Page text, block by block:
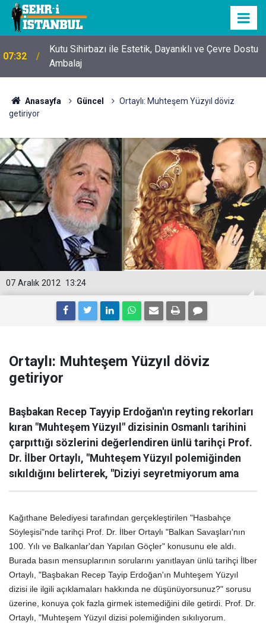
07:32
Kutu Sihirbazı ile Estetik, Dayanıklı ve Çevre Dostu
Ambalaj
Anasayfa Güncel
Ortaylı: Muhteşem Yüzyıl döviz
getiriyor
13:24
07 Aralık 2012
Ortaylı: Muhteşem Yüzyıl döviz
getiriyor
Başbakan Recep Tayyip Erdoğan'ın reyting rekorları
kıran "Muhteşem Yüzyıl" dizisinin Osmanlı tarihini
çarpıttığı sözlerini değerlendiren ünlü tarihçi Prof.
Dr. İlber Ortaylı, "Muhteşem Yüzyıl polemiğinden
sıkıldığını belirterek, "Diziyi seyretmiyorum ama
Kağıthane Belediyesi tarafından gerçekleştirilen "Hasbahçe
Söyleşisi"nde tarihçi Prof. Dr. İlber Ortaylı "Balkan Savaşları'nın
100. Yılı ve Balkanlar'dan Yapılan Göçler" konusunu ele aldı.
Burada basın mensuplarının sorularını yanıtlayan ünlü tarihçi İlber
Ortaylı, "Başbakan Recep Tayip Erdoğan'ın Muhteşem Yüzyıl
dizisi ile ilgili açıklamaları hakkında ne düşünüyorsunuz?" sorusu
üzerine, konuya çok fazla girmek istemediğini dile getirdi. Prof. Dr.
Ortaylı, "Muhteşem Yüzyıl dizisi polemiğinden sıkılıyorum.